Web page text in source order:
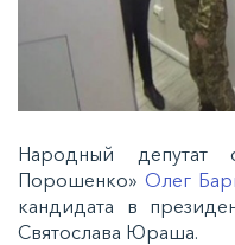
Народный
Порошенко»Олег
кандидата в
Святослава Юраша.